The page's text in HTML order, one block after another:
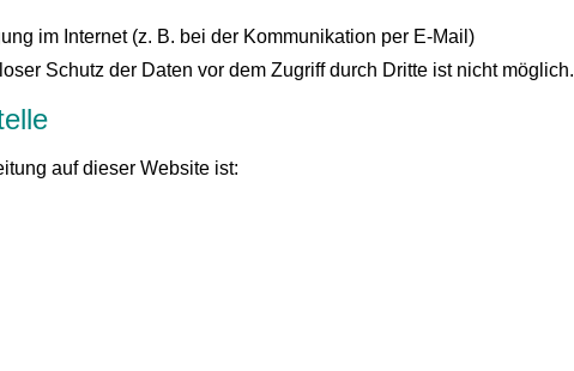
im Internet (z. B. bei der Kommunikation per E-Mail)
Schutz der Daten vor dem Zugriff durch Dritte ist nicht möglich.
auf dieser Website ist: